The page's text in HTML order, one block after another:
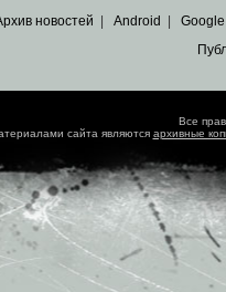
новостей Android Google
Все
сайта являются архивные